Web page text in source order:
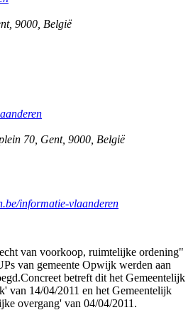
, 9000 België
70 Gent, 9000 België
informatie-vlaanderen
van voorkoop, ruimtelijke ordening"
van gemeente Opwijk werden aan
betreft dit het Gemeentelijk
van 14/04/2011 en het Gemeentelijk
overgang' van 04/04/2011.